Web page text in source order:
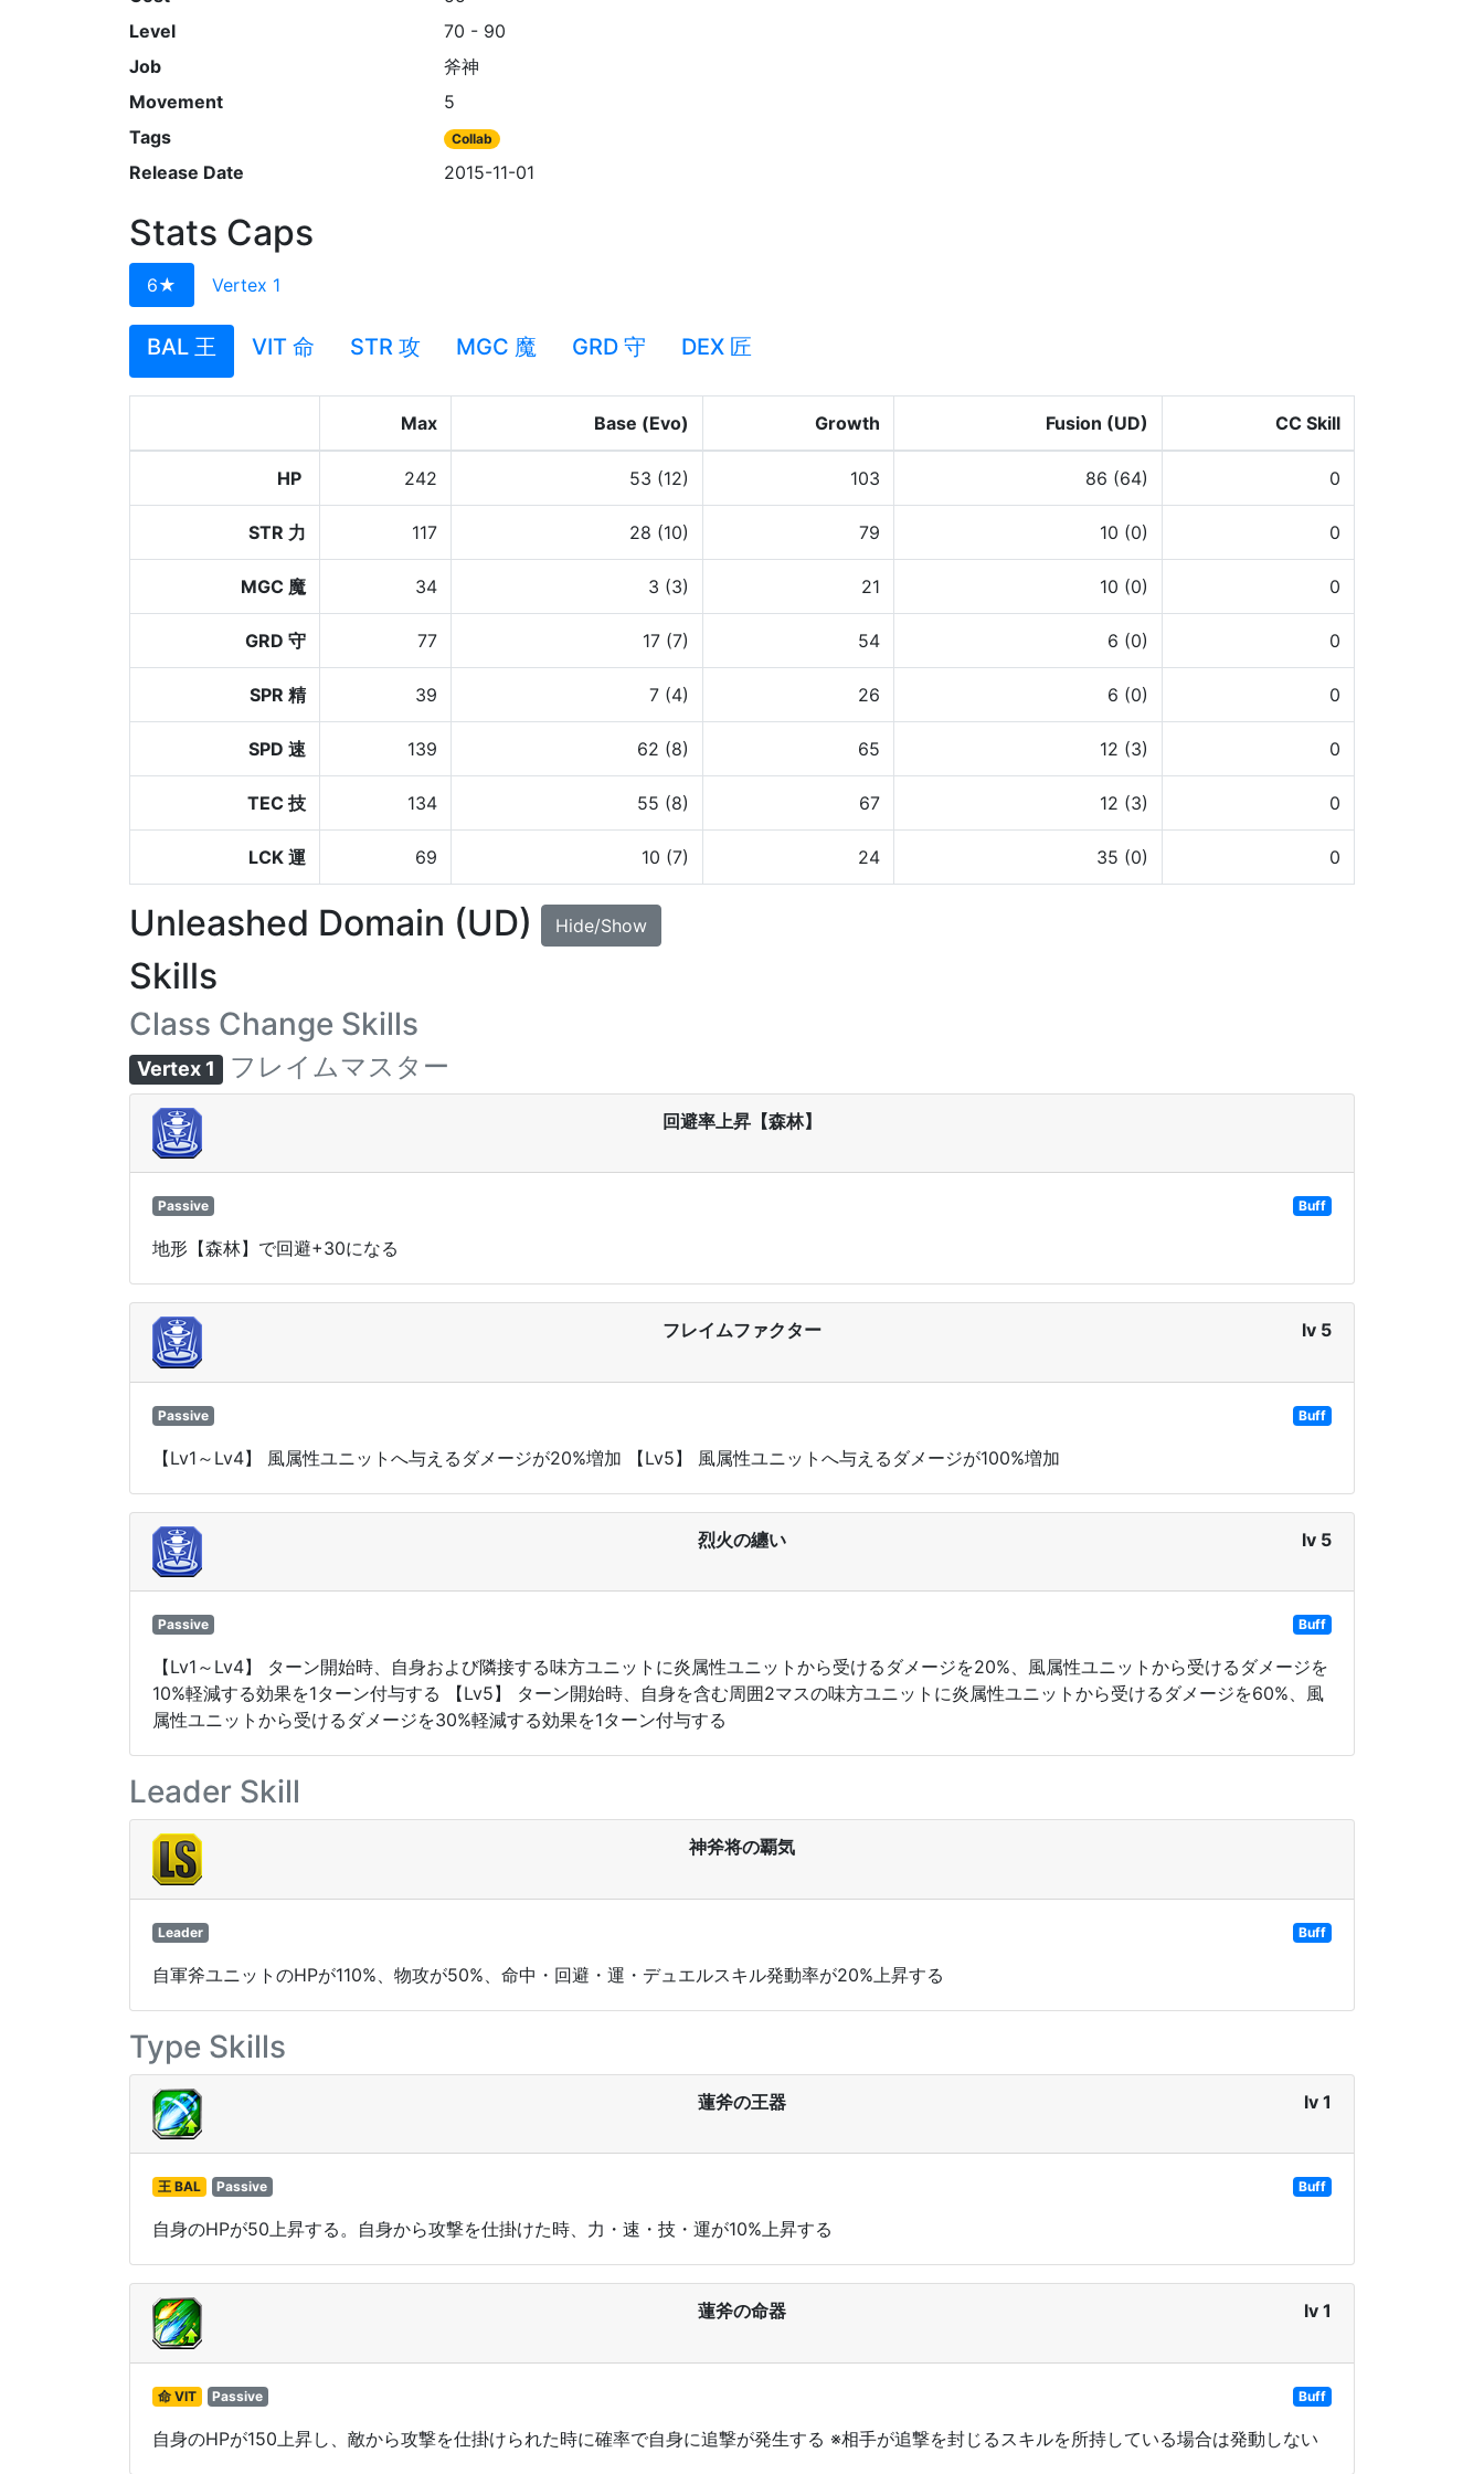
Level
70 - 90
Job
斧神
Movement
5
Tags
Collab
Release Date 2015-11-01
Stats Caps
6★ Vertex 1
BAL 王 VIT 命 STR 攻 MGC 魔 GRD 守 DEX 匠
Max Base (Evo) Growth Fusion (UD) CC Skill
HP 242 53 (12) 103 86 (64) 0
STR 力 117 28 (10) 79 10 (0) 0
MGC 魔 34 3 (3) 21 10 (0) 0
GRD 守 77 17 (7) 54 6 (0) 0
SPR 精 39 7 (4) 26 6 (0) 0
SPD 速 139 62 (8) 65 12 (3) 0
TEC 技 134 55 (8) 67 12 (3) 0
LCK 運 69 10 (7) 24 35 (0) 0
Unleashed Domain (UD) Hide/Show
Skills
Class Change Skills
Vertex 1 フレイムマスター
回避率上昇【森林】
Passive Buff
地形【森林】で回避+30になる
フレイムファクター lv 5
Passive Buff
【Lv1～Lv4】 風属性ユニットへ与えるダメージが20%増加 【Lv5】 風属性ユニットへ与えるダメージが100%増加
烈火の纏い lv 5
Passive Buff
【Lv1～Lv4】 ターン開始時、自身および隣接する味方ユニットに炎属性ユニットから受けるダメージを20%、風属性ユニットから受けるダメージを
10%軽減する効果を1ターン付与する 【Lv5】 ターン開始時、自身を含む周囲2マスの味方ユニットに炎属性ユニットから受けるダメージを60%、風
属性ユニットから受けるダメージを30%軽減する効果を1ターン付与する
Leader Skill
神斧将の覇気
Leader Buff
自軍斧ユニットのHPが110%、物攻が50%、命中・回避・運・デュエルスキル発動率が20%上昇する
Type Skills
蓮斧の王器 lv 1
王 BAL Passive Buff
自身のHPが50上昇する。自身から攻撃を仕掛けた時、力・速・技・運が10%上昇する
蓮斧の命器 lv 1
命 VIT Passive Buff
自身のHPが150上昇し、敵から攻撃を仕掛けられた時に確率で自身に追撃が発生する ※相手が追撃を封じるスキルを所持している場合は発動しない